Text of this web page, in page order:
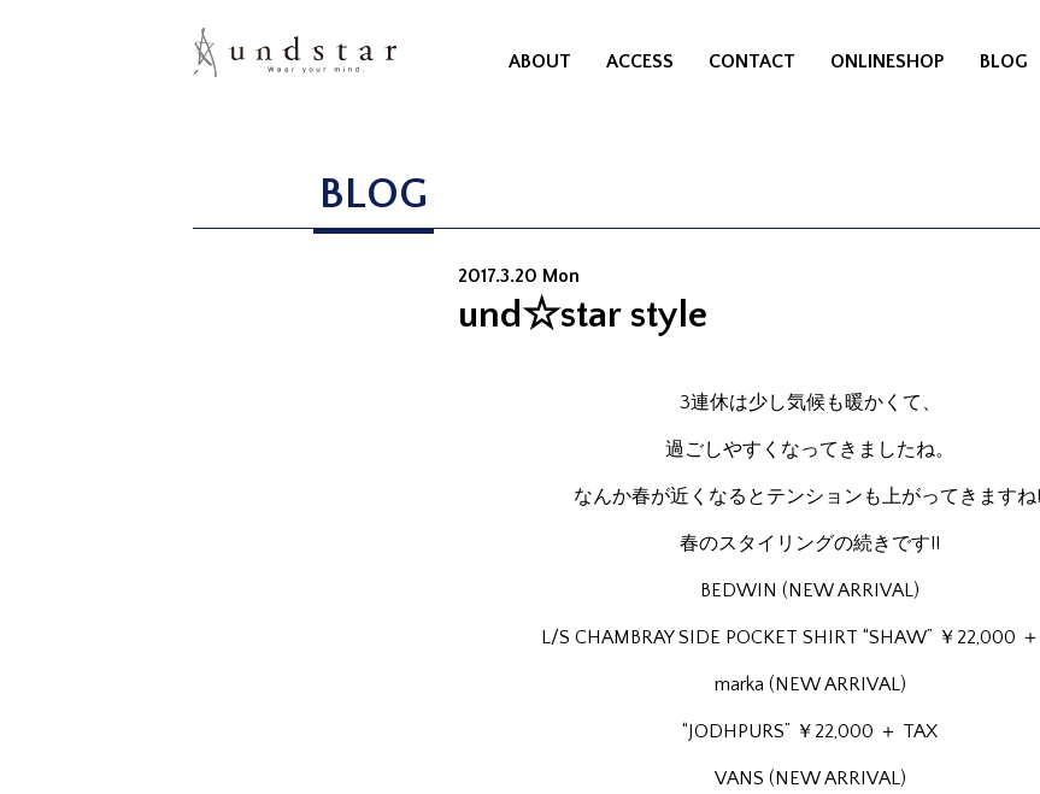
ABOUT ACCESS CONTACT ONLINESHOP BLOG
BLOG
2017.3.20 Mon
und☆star style
3連休は少し気候も暖かくて、
過ごしやすくなってきましたね。
なんか春が近くなるとテンションも上がってきますね
春のスタイリングの続きです!!
BEDWIN (NEW ARRIVAL)
L/S CHAMBRAY SIDE POCKET SHIRT “SHAW” ￥22,000
marka (NEW ARRIVAL)
“JODHPURS” ￥22,000 ＋ TAX
VANS (NEW ARRIVAL)